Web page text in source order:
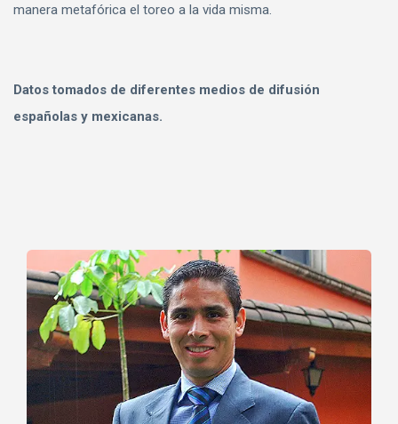
manera metafórica el toreo a la vida misma.
Datos tomados de diferentes medios de difusión
españolas y mexicanas.